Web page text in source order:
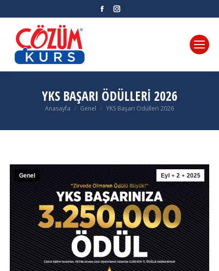
Facebook
YKS BAŞARI ÖDÜLLERI 2026
You are here:
Anasayfa Genel YKS Başarı Ödülleri 2026
Eyl 2 2025
Genel